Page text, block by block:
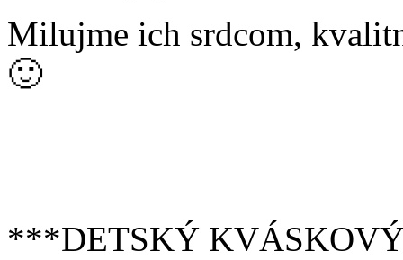
Milujme ich srdcom,
🙂
***DETSKÝ